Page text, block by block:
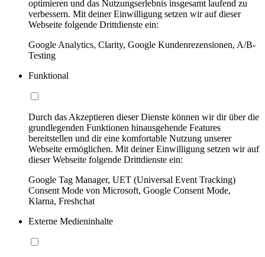
optimieren und das Nutzungserlebnis insgesamt laufend zu
verbessern. Mit deiner Einwilligung setzen wir auf dieser
Webseite folgende Drittdienste ein:
Google Analytics, Clarity, Google Kundenrezensionen, A/B-
Testing
Funktional
Durch das Akzeptieren dieser Dienste können wir dir über die
grundlegenden Funktionen hinausgehende Features
bereitstellen und dir eine komfortable Nutzung unserer
Webseite ermöglichen. Mit deiner Einwilligung setzen wir auf
dieser Webseite folgende Drittdienste ein:
Google Tag Manager, UET (Universal Event Tracking)
Consent Mode von Microsoft, Google Consent Mode,
Klarna, Freshchat
Externe Medieninhalte